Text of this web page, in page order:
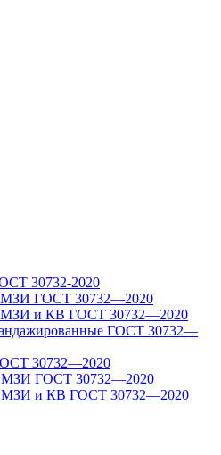
30732-2020
ГОСТ 30732—2020
и КВ ГОСТ 30732—2020
ГОСТ 30732—
30732—2020
МЗИ ГОСТ 30732—2020
МЗИ и КВ ГОСТ 30732—2020